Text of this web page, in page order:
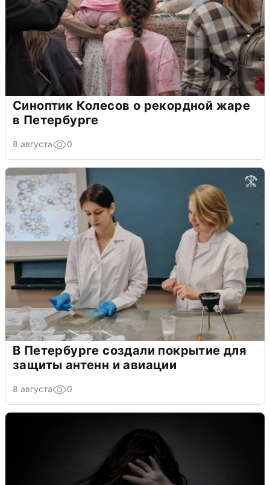
Синоптик Колесов о рекордной жаре
в Петербурге
8 августа 0
В Петербурге создали покрытие для
защиты антенн и авиации
8 августа 0